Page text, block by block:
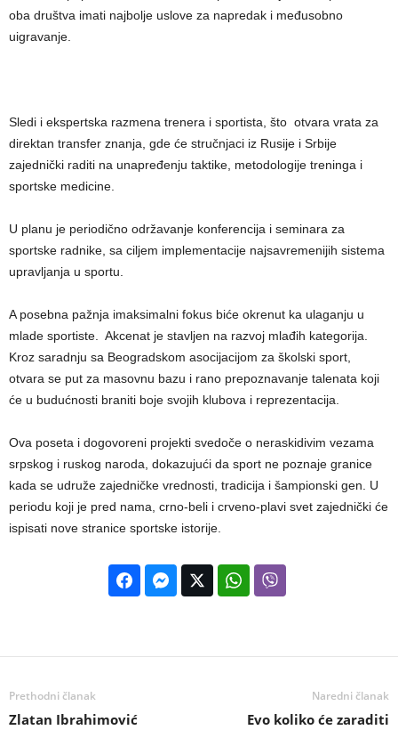
oba društva imati najbolje uslove za napredak i međusobno
uigravanje.
​Sledi i ekspertska razmena trenera i sportista, što otvara vrata za
direktan transfer znanja, gde će stručnjaci iz Rusije i Srbije
zajednički raditi na unapređenju taktike, metodologije treninga i
sportske medicine.
​U planu je periodično održavanje konferencija i seminara za
sportske radnike, sa ciljem implementacije najsavremenijih sistema
upravljanja u sportu.
A posebna pažnja i​maksimalni fokus biće okrenut ka ulaganju u
mlade sportiste. Akcenat je stavljen na razvoj mlađih kategorija.
Kroz saradnju sa Beogradskom asocijacijom za školski sport,
otvara se put za masovnu bazu i rano prepoznavanje talenata koji
će u budućnosti braniti boje svojih klubova i reprezentacija.
​Ova poseta i dogovoreni projekti svedoče o neraskidivim vezama
srpskog i ruskog naroda, dokazujući da sport ne poznaje granice
kada se udruže zajedničke vrednosti, tradicija i šampionski gen. U
periodu koji je pred nama, crno-beli i crveno-plavi svet zajednički će
ispisati nove stranice sportske istorije.
Prethodni članak
Zlatan Ibrahimović
Naredni članak
Evo koliko će zaraditi